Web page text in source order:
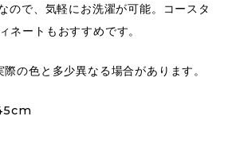
ので、気軽にお洗濯が可能。コースタ
ネートもおすすめです。
の色と多少異なる場合があります。